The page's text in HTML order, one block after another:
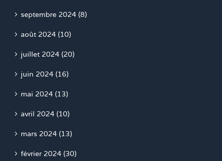
septembre 2024 (8)
août 2024 (10)
juillet 2024 (20)
juin 2024 (16)
mai 2024 (13)
avril 2024 (10)
mars 2024 (13)
février 2024 (30)